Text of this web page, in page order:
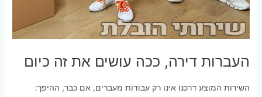
העברות דירה, ככה עושים את זה כיום
השירות המוצע דרכנו אינו רק עבודות מעברים, אם כבר, ההיפך: